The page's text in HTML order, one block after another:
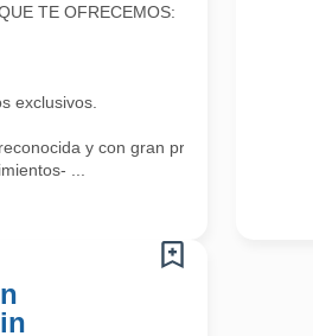
TE OFRECEMOS:
exclusivos.
y con gran proyección!
...